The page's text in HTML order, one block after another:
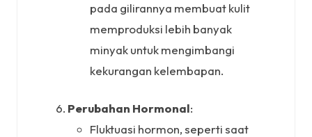
pada gilirannya membuat kulit
memproduksi lebih banyak
minyak untuk mengimbangi
kekurangan kelembapan.
Perubahan Hormonal:
Fluktuasi hormon, seperti saat